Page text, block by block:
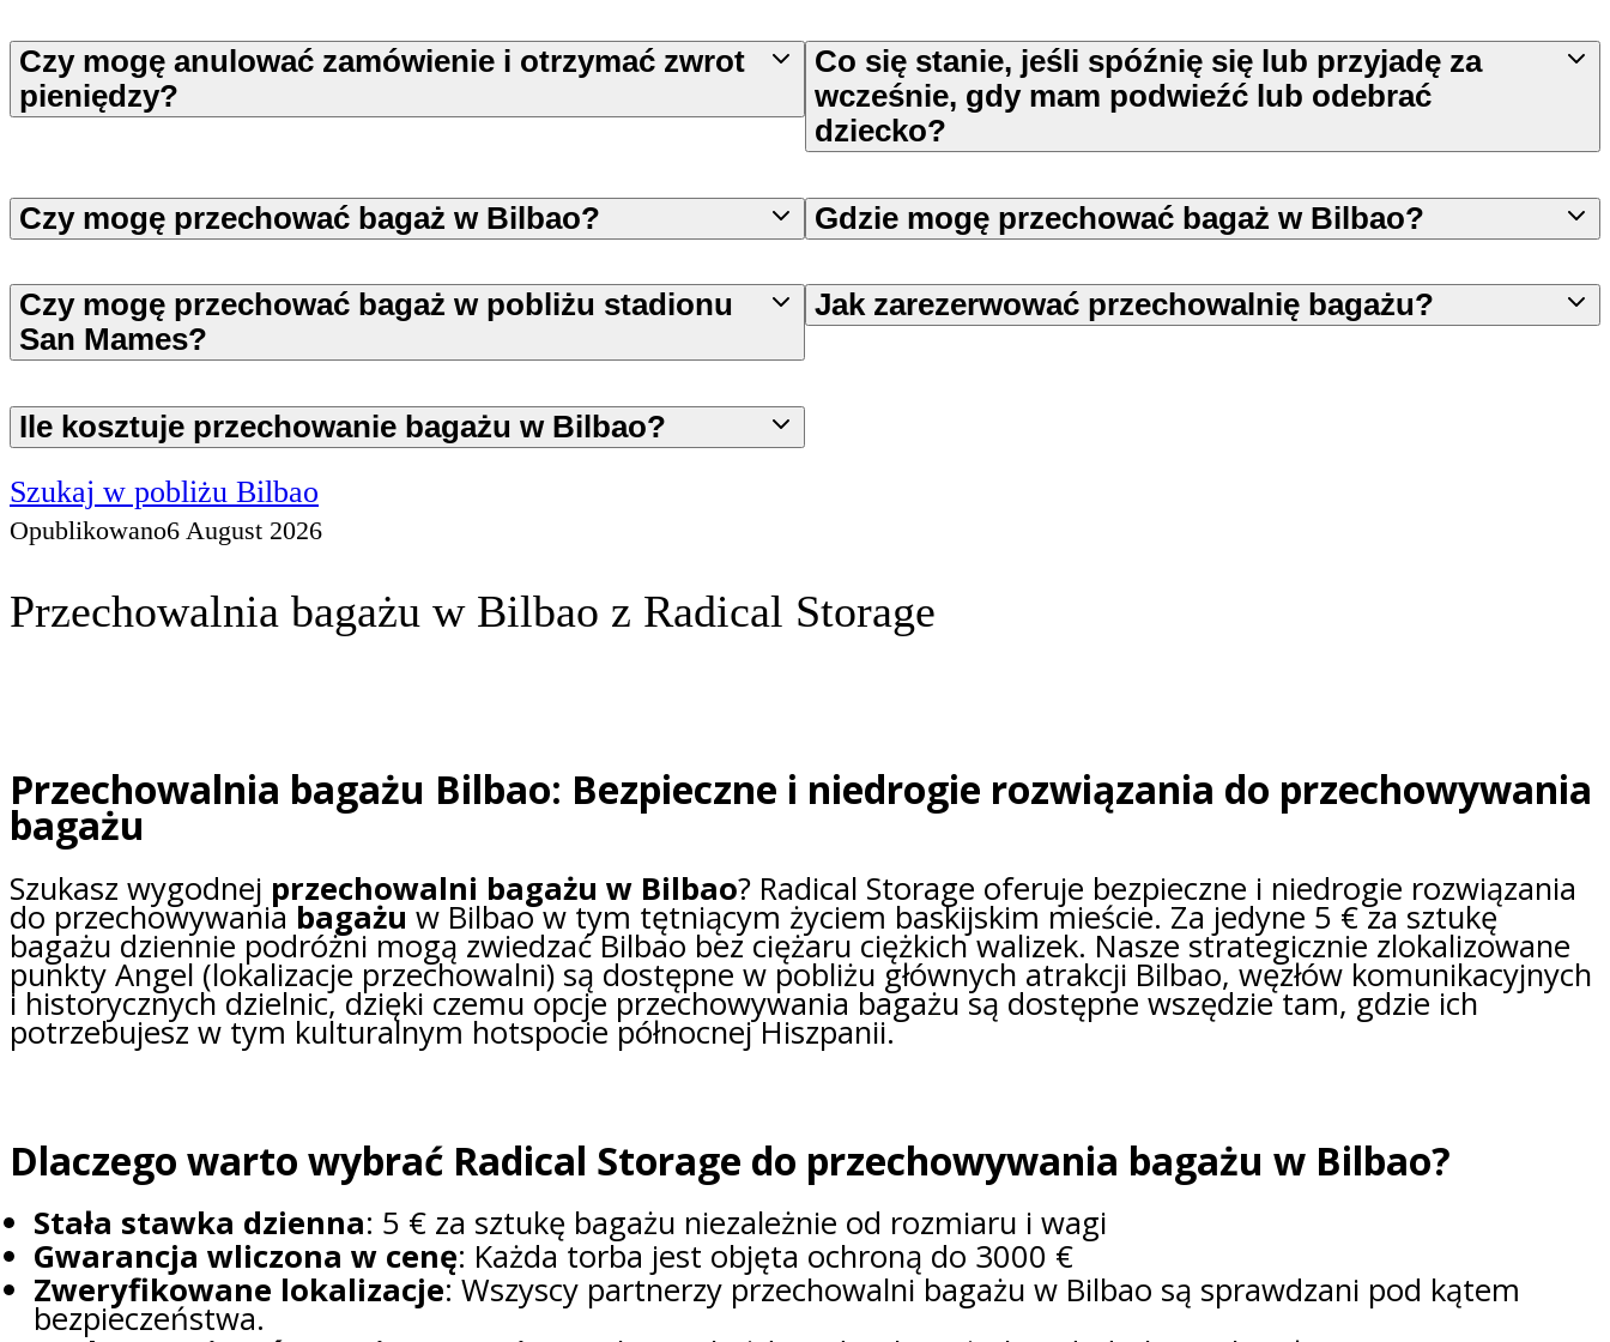
Czy mogę anulować zamówienie i otrzymać zwrot
pieniędzy?
Co się stanie, jeśli spóźnię się lub przyjadę za
wcześnie, gdy mam podwieźć lub odebrać
dziecko?
Czy mogę przechować bagaż w Bilbao? Gdzie mogę przechować bagaż w Bilbao?
Czy mogę przechować bagaż w pobliżu stadionu
San Mames?
Jak zarezerwować przechowalnię bagażu?
Ile kosztuje przechowanie bagażu w Bilbao?
Szukaj w pobliżu Bilbao
Opublikowano6 August 2026
Przechowalnia bagażu w Bilbao z Radical Storage
Przechowalnia bagażu Bilbao: Bezpieczne i niedrogie rozwiązania do przechowywania
bagażu
Szukasz wygodnej przechowalni bagażu w Bilbao? Radical Storage oferuje bezpieczne i niedrogie rozwiązania
do przechowywania bagażu w Bilbao w tym tętniącym życiem baskijskim mieście. Za jedyne 5 € za sztukę
bagażu dziennie podróżni mogą zwiedzać Bilbao bez ciężaru ciężkich walizek. Nasze strategicznie zlokalizowane
punkty Angel (lokalizacje przechowalni) są dostępne w pobliżu głównych atrakcji Bilbao, węzłów komunikacyjnych
i historycznych dzielnic, dzięki czemu opcje przechowywania bagażu są dostępne wszędzie tam, gdzie ich
potrzebujesz w tym kulturalnym hotspocie północnej Hiszpanii.
Dlaczego warto wybrać Radical Storage do przechowywania bagażu w Bilbao?
Stała stawka dzienna: 5 € za sztukę bagażu niezależnie od rozmiaru i wagi
Gwarancja wliczona w cenę: Każda torba jest objęta ochroną do 3000 €
Zweryfikowane lokalizacje: Wszyscy partnerzy przechowalni bagażu w Bilbao są sprawdzani pod kątem
bezpieczeństwa.